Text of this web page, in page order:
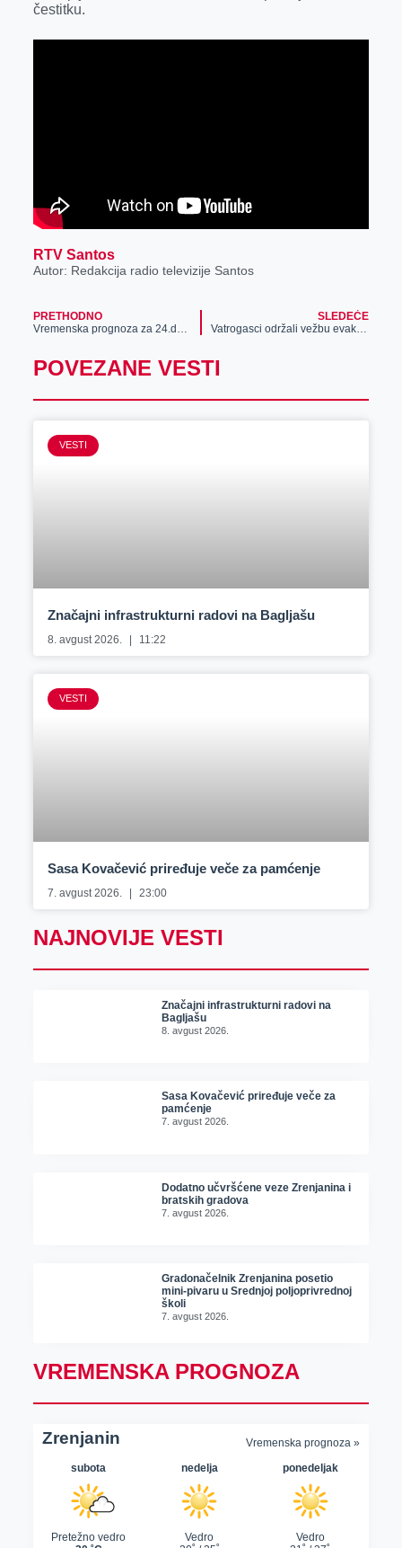
čestitku.
RTV Santos
Autor: Redakcija radio televizije Santos
PRETHODNO
SLEDEĆE
Vatrogasci održali vežbu evakuacije u OŠ Petar Petrović Njegoš
POVEZANE VESTI
VESTI
Značajni infrastrukturni radovi na Bagljašu
8. avgust 2026. 11:22
VESTI
Sasa Kovačević priređuje veče za pamćenje
7. avgust 2026. 23:00
NAJNOVIJE VESTI
Značajni infrastrukturni radovi na
Bagljašu
8. avgust 2026.
Sasa Kovačević priređuje veče za
pamćenje
7. avgust 2026.
Dodatno učvršćene veze Zrenjanina i
bratskih gradova
7. avgust 2026.
Gradonačelnik Zrenjanina posetio
mini-pivaru u Srednjoj poljoprivrednoj
školi
7. avgust 2026.
VREMENSKA PROGNOZA